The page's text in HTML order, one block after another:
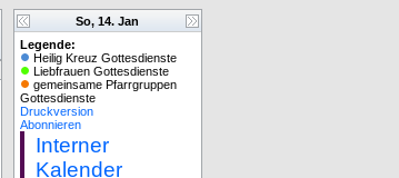
So, 14. Jan
Legende:
Heilig Kreuz Gottesdienste
Liebfrauen Gottesdienste
gemeinsame Pfarrgruppen
Gottesdienste
Druckversion
Abonnieren
Interner
Kalender